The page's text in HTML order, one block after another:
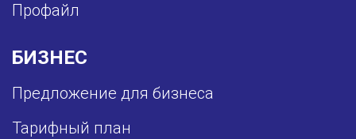
Профайл
БИЗНЕС
Предложение для бизнеса
Тарифный план